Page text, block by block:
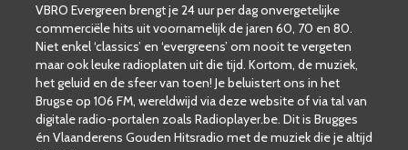
VBRO Evergreen brengt je 24 uur per dag onvergetelijke
commerciële hits uit voornamelijk de jaren 60, 70 en 80.
Niet enkel ‘classics’ en ‘evergreens’ om nooit te vergeten
maar ook leuke radioplaten uit die tijd. Kortom, de muziek,
het geluid en de sfeer van toen! Je beluistert ons in het
Brugse op 106 FM, wereldwijd via deze website of via tal van
digitale radio-portalen zoals Radioplayer.be. Dit is Brugges
én Vlaanderens Gouden Hitsradio met de muziek die je altijd